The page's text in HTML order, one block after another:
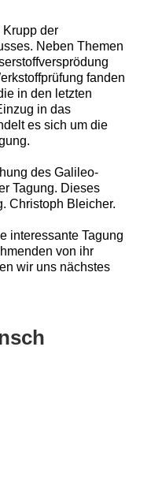
Krupp der
Neben Themen
fanden
in den letzten
in das
es sich um die
des Galileo-
Tagung. Dieses
Christoph Bleicher.
interessante Tagung
von ihr
wir uns nächstes